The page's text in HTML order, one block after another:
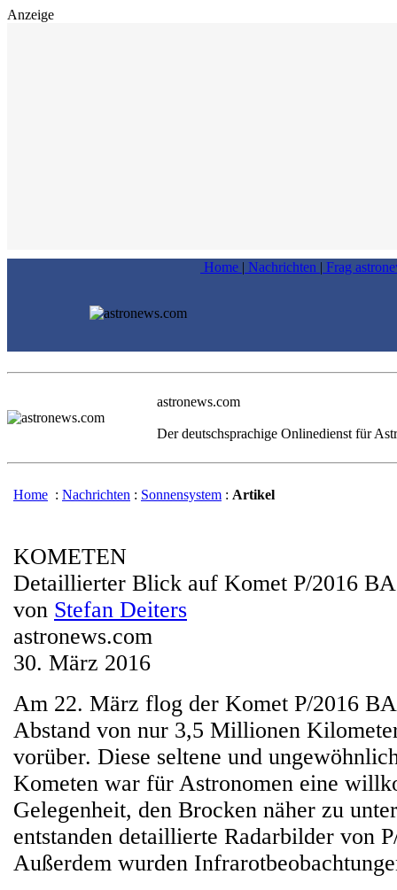
Anzeige
Home | Nachrichten | Frag
astronews.com
Der deutschsprachige Onlinedienst für
Home : Nachrichten : Sonnensystem : Artikel
KOMETEN
Detaillierter Blick auf Komet P/2016
von Stefan Deiters
astronews.com
30. März 2016
Am 22. März flog der Komet P/2016
Abstand von nur 3,5 Millionen
vorüber. Diese seltene und
Kometen war für Astronomen eine
Gelegenheit, den Brocken näher zu
entstanden detaillierte Radarbilder von
Außerdem wurden